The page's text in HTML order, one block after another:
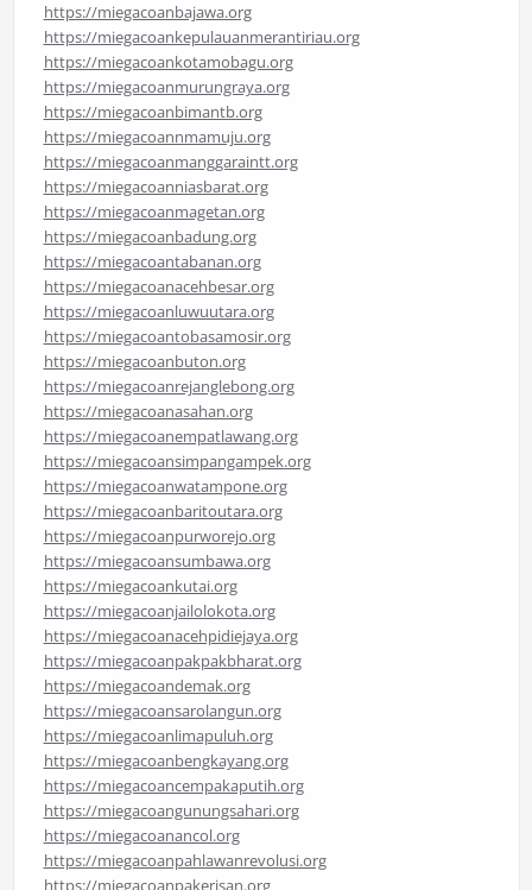
https://miegacoanbajawa.org
https://miegacoankepulauanmerantiriau.org
https://miegacoankotamobagu.org
https://miegacoanmurungraya.org
https://miegacoanbimantb.org
https://miegacoannmamuju.org
https://miegacoanmanggaraintt.org
https://miegacoanniasbarat.org
https://miegacoanmagetan.org
https://miegacoanbadung.org
https://miegacoantabanan.org
https://miegacoanacehbesar.org
https://miegacoanluwuutara.org
https://miegacoantobasamosir.org
https://miegacoanbuton.org
https://miegacoanrejanglebong.org
https://miegacoanasahan.org
https://miegacoanempatlawang.org
https://miegacoansimpangampek.org
https://miegacoanwatampone.org
https://miegacoanbaritoutara.org
https://miegacoanpurworejo.org
https://miegacoansumbawa.org
https://miegacoankutai.org
https://miegacoanjailolokota.org
https://miegacoanacehpidiejaya.org
https://miegacoanpakpakbharat.org
https://miegacoandemak.org
https://miegacoansarolangun.org
https://miegacoanlimapuluh.org
https://miegacoanbengkayang.org
https://miegacoancempakaputih.org
https://miegacoangunungsahari.org
https://miegacoanancol.org
https://miegacoanpahlawanrevolusi.org
https://miegacoanpakerisan.org